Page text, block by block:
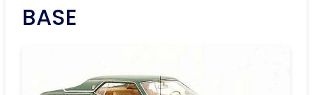
BASE